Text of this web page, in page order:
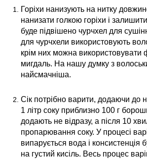
Горіхи нанизують на нитку
нанизати голкою горіхи і
буде підвішено чурчхел для
для чурчхели використовують
крім них можна використовувати
мигдаль. На нашу думку з
найсмачніша.
Сік потрібно варити, додаючи до
1 літр соку приблизно 100 г
додають не відразу, а після 10
пропарювання соку. У процесі
випарується вода і консистенція
на густий кисіль. Весь процес